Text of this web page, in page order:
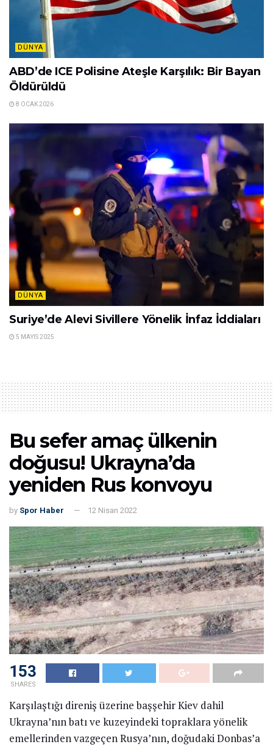
DÜNYA
ABD’de ICE Polisine Ateşle Karşılık: Bir Bayan
Öldürüldü
8 OCAK 2026
DÜNYA
Suriye’de Alevi Sivillere Yönelik İnfaz İddiaları
5 MAYIS 2025
Bu sefer amaç ülkenin
doğusu! Ukrayna’da
yeniden Rus konvoyu
by Spor Haber 12 Nisan 2022
153
SHARES
Karşılaştığı direniş üzerine başşehir Kiev dahil
Ukrayna’nın batı ve kuzeyindeki topraklara yönelik
emellerinden vazgeçen Rusya’nın, doğudaki Donbas’a